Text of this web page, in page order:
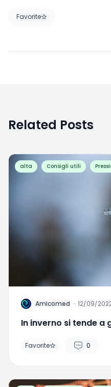
Favorite
Related Posts
alta Consigli utili
A Amicomed · 12/09/
In inverno si tende a
Favorite 0